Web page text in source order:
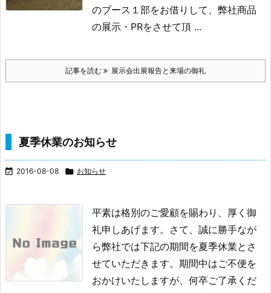
のブース１部をお借りして、弊社商品
の展示・PRをさせて頂 ...
記事を読む 展示会出展報告と来場の御礼
夏季休業のお知らせ
 2016-08-08  お知らせ
平素は格別のご愛顧を賜わり、厚く御
礼申しあげます。 さて、誠に勝手なが
ら弊社では下記の期間を夏季休業とさ
せていただきます。 期間中はご不便を
おかけいたしますが、何卒ご了承くだ